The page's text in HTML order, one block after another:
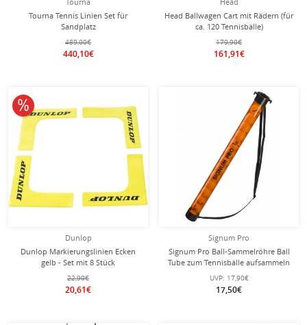
Tourna Tennis Linien Set für
Sandplatz
489,00€
440,10€
Head Ballwagen Cart mit Rädern (für
ca. 120 Tennisbälle)
179,90€
161,91€
Dunlop
Dunlop Markierungslinien Ecken
gelb - Set mit 8 Stück
22,90€
20,61€
10% reduziert
Signum Pro
Signum Pro Ball-Sammelröhre Ball
Tube zum Tennisbälle aufsammeln
UVP: 17,90€
17,50€